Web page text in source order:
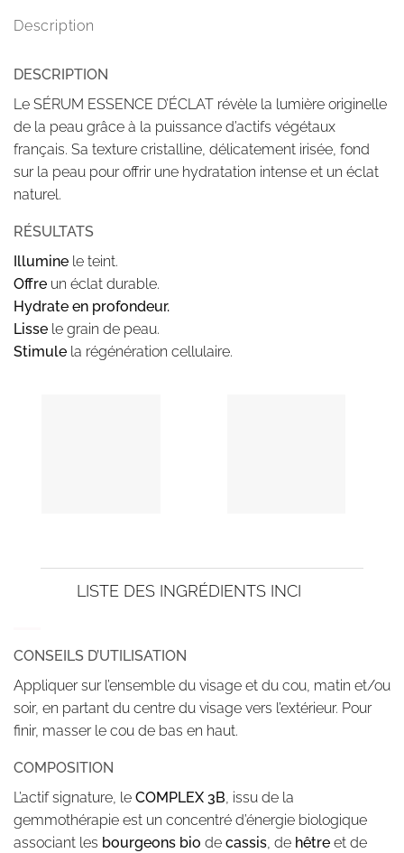
Description
DESCRIPTION
Le SÉRUM ESSENCE D’ÉCLAT révèle la lumière originelle
de la peau grâce à la puissance d’actifs végétaux
français. Sa texture cristalline, délicatement irisée, fond
sur la peau pour offrir une hydratation intense et un éclat
naturel.
RÉSULTATS
Illumine le teint.
Offre un éclat durable.
Hydrate en profondeur.
Lisse le grain de peau.
Stimule la régénération cellulaire.
LISTE DES INGRÉDIENTS INCI
CONSEILS D’UTILISATION
Appliquer sur l’ensemble du visage et du cou, matin et/ou
soir, en partant du centre du visage vers l’extérieur. Pour
finir, masser le cou de bas en haut.
COMPOSITION
L’actif signature, le COMPLEX 3B, issu de la
gemmothérapie est un concentré d’énergie biologique
associant les bourgeons bio de cassis, de hêtre et de